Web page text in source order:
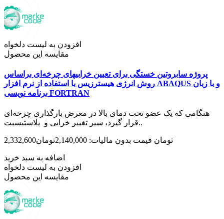
افزودن به لیست دلخواه
مقایسه این محصول
پروژه سابروتین خستگی برای تعیین خرابیهای چرخه‌ای براساس
روش انرژی هیسترزیس با استفاده از نرم افزار ABAQUS و با زبان
برنامه نویسی FORTRAN
هنگامی که یک عضو تحت دمای بالا در معرض بارگذاری چرخه‌ای
قرار گیرد، سیر تغییر خرابی و پلاستیسیت..
2,332,600تومان قیمت بدون مالیات: 2,140,000تومان
اضافه به سبد خرید
افزودن به لیست دلخواه
مقایسه این محصول